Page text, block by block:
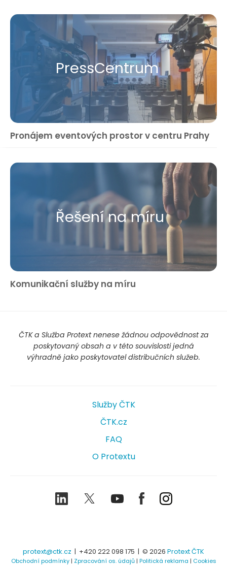
Press​Centrum
Pronájem eventových prostor v centru Prahy
Řešení na míru
Komunikační služby na míru
ČTK a Služba Protext nenese žádnou odpovědnost za
poskytovaný obsah a v této souvislosti jedná
výhradně jako poskytovatel distribučních služeb.
Služby ČTK
ČTK.cz
FAQ
O Protextu
LinkedIn TwitterYoutubeFacebookInstagram
protext@ctk.cz | +420 222 098 175 | © 2026 Protext ČTK
Obchodní podmínky| Zpracování os. údajů| Politická reklama | Cookies